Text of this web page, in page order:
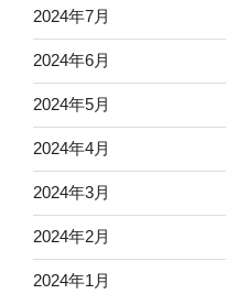
2024年7月
2024年6月
2024年5月
2024年4月
2024年3月
2024年2月
2024年1月